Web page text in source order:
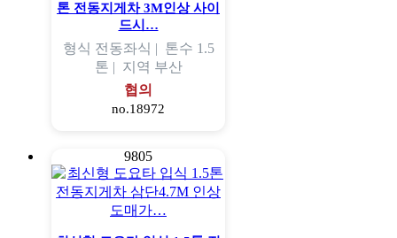
톤 전동지게차 3M인상 사이
드시…
형식 전동좌식 | 톤수 1.5
톤 | 지역 부산
협의
no.18972
9805